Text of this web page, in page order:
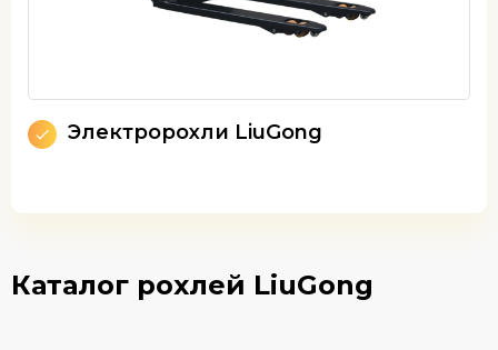
Электророхли LiuGong
Каталог рохлей LiuGong